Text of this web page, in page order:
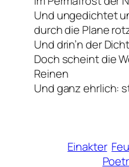
Und ungedichtet
durch die Plane
Und drin’n der
Doch scheint die
Reinen
Und ganz ehrlich:
Einakter